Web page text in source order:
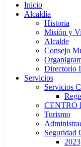
Inicio
Alcaldía
Historia
Misión y
Alcalde
Consejo
Directorio
Servicios
Servicios
CENTRO
Turismo
Seguridad
2023